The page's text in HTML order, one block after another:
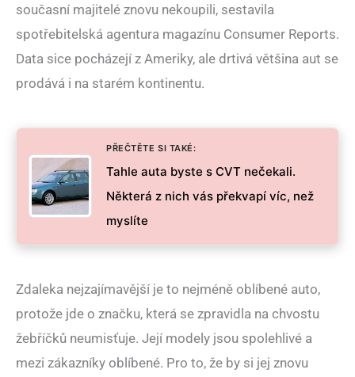
současní majitelé znovu nekoupili, sestavila
spotřebitelská agentura magazínu Consumer Reports.
Data sice pocházejí z Ameriky, ale drtivá většina aut se
prodává i na starém kontinentu.
PŘEČTĚTE SI TAKÉ:
Tahle auta byste s CVT nečekali.
Některá z nich vás překvapí víc, než
myslíte
Zdaleka nejzajímavější je to nejméně oblíbené auto,
protože jde o značku, která se zpravidla na chvostu
žebříčků neumisťuje. Její modely jsou spolehlivé a
mezi zákazníky oblíbené. Pro to, že by si jej znovu